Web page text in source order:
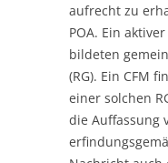
aufrecht zu
POA. Ein
bildeten
(RG). Ein CFM
einer solchen
die Auffassung